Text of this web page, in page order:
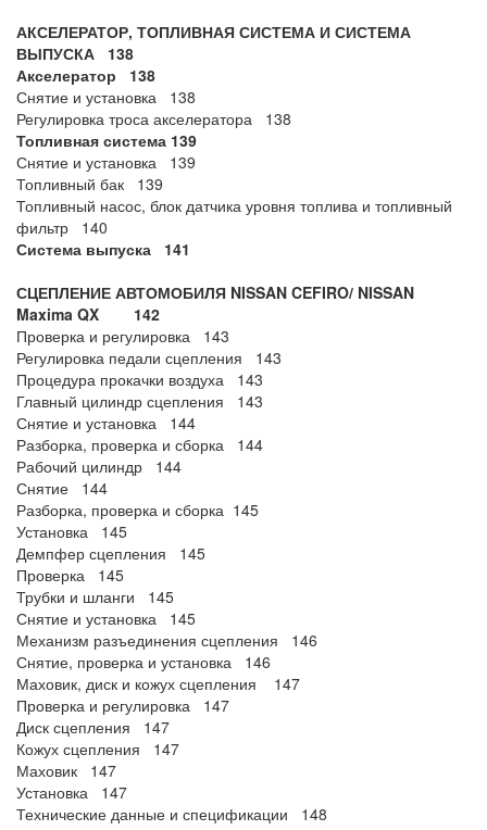
АКСЕЛЕРАТОР, ТОПЛИВНАЯ СИСТЕМА И СИСТЕМА
ВЫПУСКА 138
Акселератор 138
Снятие и установка 138
Регулировка троса акселератора 138
Топливная система 139
Снятие и установка 139
Топливный бак 139
Топливный насос, блок датчика уровня топлива и топливный
фильтр 140
Система выпуска 141
СЦЕПЛЕНИЕ АВТОМОБИЛЯ NISSAN CEFIRO/ NISSAN
Maxima QX 142
Проверка и регулировка 143
Регулировка педали сцепления 143
Процедура прокачки воздуха 143
Главный цилиндр сцепления 143
Снятие и установка 144
Разборка, проверка и сборка 144
Рабочий цилиндр 144
Снятие 144
Разборка, проверка и сборка 145
Установка 145
Демпфер сцепления 145
Проверка 145
Трубки и шланги 145
Снятие и установка 145
Механизм разъединения сцепления 146
Снятие, проверка и установка 146
Маховик, диск и кожух сцепления 147
Проверка и регулировка 147
Диск сцепления 147
Кожух сцепления 147
Маховик 147
Установка 147
Технические данные и спецификации 148